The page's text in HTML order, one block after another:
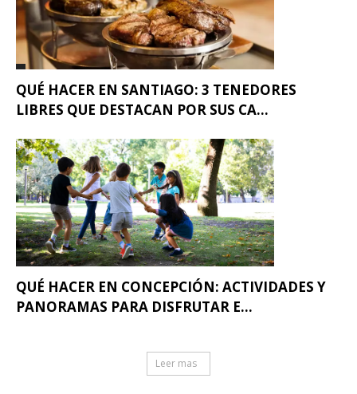
QUÉ HACER EN SANTIAGO: 3 TENEDORES
LIBRES QUE DESTACAN POR SUS CA...
QUÉ HACER EN CONCEPCIÓN: ACTIVIDADES Y
PANORAMAS PARA DISFRUTAR E...
Leer mas